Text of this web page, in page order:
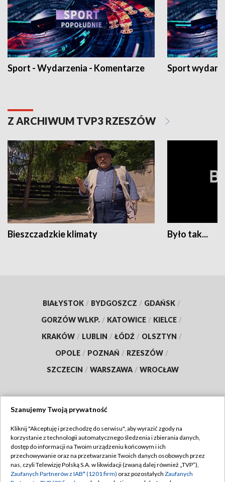
Sport - Wydarzenia - Komentarze Sport
Z ARCHIWUM TVP3 RZESZÓW
Bieszczadzkie klimaty Było tak...
BIAŁYSTOK / BYDGOSZCZ / GDAŃSK /
GORZÓW WLKP. / KATOWICE / KIELCE /
KRAKÓW / LUBLIN / ŁÓDŹ / OLSZTYN /
OPOLE / POZNAŃ / RZESZÓW /
SZCZECIN / WARSZAWA / WROCŁAW
TVP
Abonament TVP
Emisja w TVP
Regulamin TVP
Polityka prywatności
Szanujemy Twoją prywatność
Kliknij "Akceptuję i przechodzę do serwisu", aby wyrazić zgody na
korzystanie z technologii automatycznego śledzenia i zbierania danych,
dostęp do informacji na Twoim urządzeniu końcowym i ich
przechowywanie oraz na przetwarzanie Twoich danych osobowych przez
nas, czyli Telewizję Polską S.A. w likwidacji (zwaną dalej również „TVP”),
Zaufanych Partnerów z IAB* (1201 firm) oraz pozostałych Zaufanych